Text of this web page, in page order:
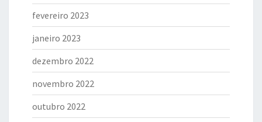
fevereiro 2023
janeiro 2023
dezembro 2022
novembro 2022
outubro 2022